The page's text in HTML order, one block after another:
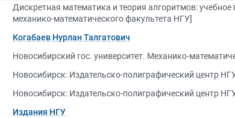
Дискретная математика и теория алгоритмов: учебное
механико-математического факультета НГУ]
Когабаев Нурлан Талгатович
Новосибирский гос. университет. Механико-
Новосибирск: Издательско-полиграфический центр
Новосибирск: Издательско-полиграфический центр
Издания НГУ